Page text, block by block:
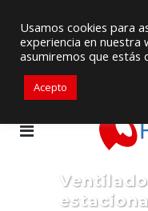
+57 3105917311
Usamos cookies para
experiencia en nuestra
asumiremos que estás
Acepto